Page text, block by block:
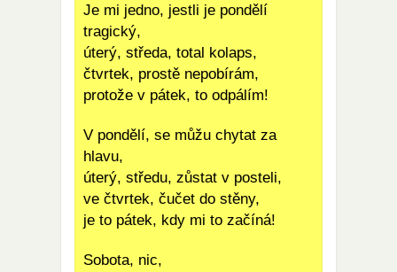
Je mi jedno, jestli je pondělí
tragický,
úterý, středa, total kolaps,
čtvrtek, prostě nepobírám,
protože v pátek, to odpálím!
V pondělí, se můžu chytat za
hlavu,
úterý, středu, zůstat v posteli,
ve čtvrtek, čučet do stěny,
je to pátek, kdy mi to začíná!
Sobota, nic,